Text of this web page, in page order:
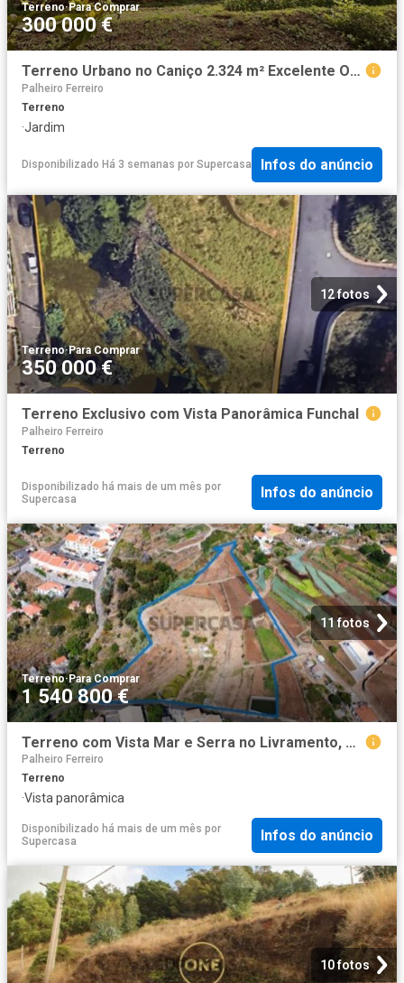
Terreno·Para Comprar
300 000 €
Terreno Urbano no Caniço 2.324 m² Excelente Oportunidade para Construção de 4 Moradias
Palheiro Ferreiro
Terreno
·Jardim
Disponibilizado Há 3 semanas por Supercasa Infos do anúncio
12 fotos
Terreno·Para Comprar
350 000 €
Terreno Exclusivo com Vista Panorâmica Funchal
Palheiro Ferreiro
Terreno
Disponibilizado há mais de um mês por
Supercasa
Infos do anúncio
11 fotos
Terreno·Para Comprar
1 540 800 €
Terreno com Vista Mar e Serra no Livramento, Caniço 12, 840m² com Potencial de Construção
Palheiro Ferreiro
Terreno
·Vista panorâmica
Disponibilizado há mais de um mês por
Supercasa
Infos do anúncio
10 fotos